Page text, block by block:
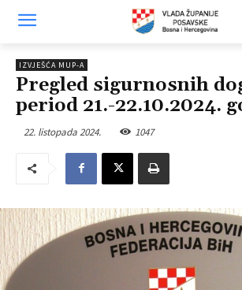
IZVJEŠĆA MUP-A
Pregled sigurnosnih
period 21.-22.10.2024.
22. listopada 2024. 1047